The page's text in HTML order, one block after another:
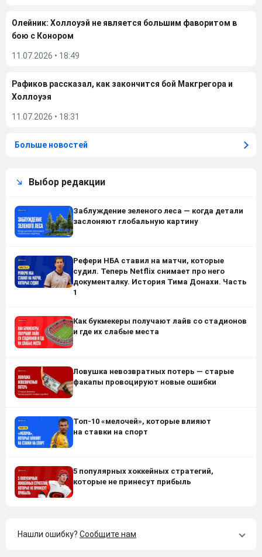
Олейник: Холлоуэй не является большим фаворитом в
бою с Конором
11.07.2026 • 18:49
Рафиков рассказал, как закончится бой Макгрегора и
Холлоуэя
11.07.2026 • 18:31
Больше новостей
Выбор редакции
Заблуждение зеленого леса — когда детали
заслоняют глобальную картину
Рефери НБА ставил на матчи, которые
судил. Теперь Netflix снимает про него
документалку. История Тима Донахи. Часть
1
Как букмекеры получают лайв со стадионов
и где их слабые места
Ловушка невозвратных потерь — старые
факапы провоцируют новые ошибки
Топ-10 «мелочей», которые влияют
на ставки на спорт
5 популярных хоккейных стратегий,
которые не принесут прибыль
Нашли ошибку? Сообщите нам